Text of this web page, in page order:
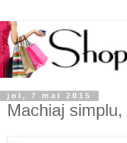
joi, 7 mai 2015
Machiaj